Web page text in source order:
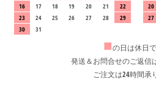
16
17 18 19 20 21
22
23
24 25 26 27 28
29
30
31
20
27
■の日は休日で
発送＆お問合せのご返信
ご注文は24時間承